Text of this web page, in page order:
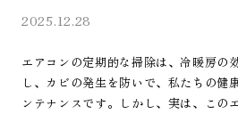
2025.12.28
エアコンの定期的な掃除は、冷暖房の
し、カビの発生を防いで、私たちの健
ンテナンスです。しかし、実は、この